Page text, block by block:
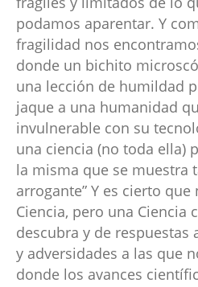
podamos aparentar. Y
fragilidad nos
donde un bichito
una lección de humildad
jaque a una humanidad
invulnerable con su
una ciencia (no toda ella)
la misma que se muestra
arrogante” Y es cierto
Ciencia, pero una Ciencia
descubra y de respuestas
y adversidades a las que
donde los avances